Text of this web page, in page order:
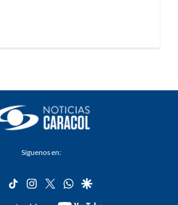
Síguenos en:
facebook
tiktok instagram
twitterwhatsapp
google